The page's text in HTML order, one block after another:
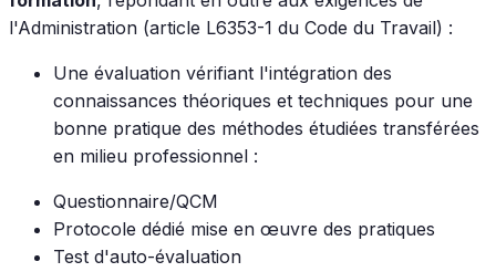
l'Administration (article L6353-1 du Code du Travail) :
Une évaluation vérifiant l'intégration des
connaissances théoriques et techniques pour une
bonne pratique des méthodes étudiées transférées
en milieu professionnel :
Questionnaire/QCM
Protocole dédié mise en œuvre des pratiques
Test d'auto-évaluation